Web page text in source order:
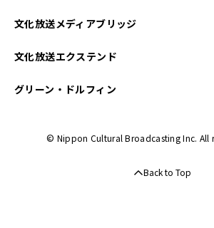
文化放送メディアブリッジ
文化放送エクステンド
グリーン・ドルフィン
© Nippon Cultural Broadcasting Inc. All
Back to Top